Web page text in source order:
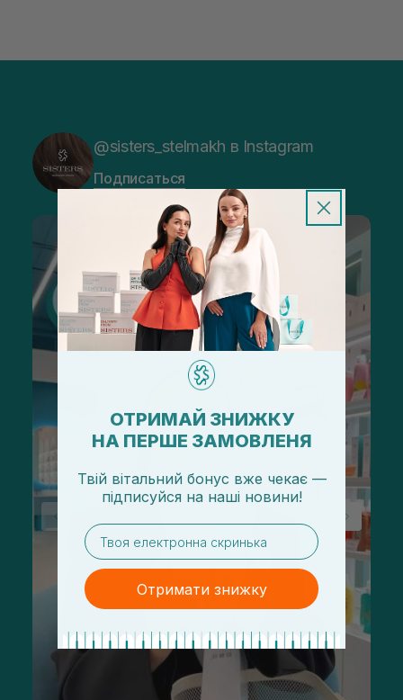
@sisters_stelmakh в Instagram
Подписаться
ОТРИМАЙ ЗНИЖКУ
НА ПЕРШЕ ЗАМОВЛЕНЯ
Твій вітальний бонус вже чекає —
підписуйся на наші новини!
email
Отримати знижку